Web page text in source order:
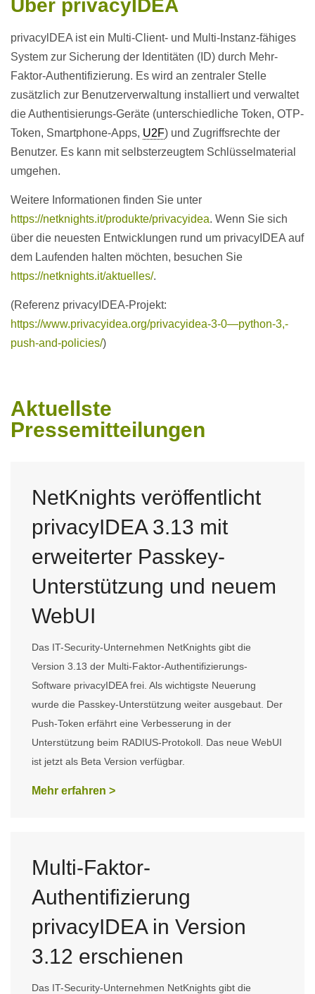
Über privacyIDEA
privacylDEA ist ein Multi-Client- und Multi-Instanz-fähiges
System zur Sicherung der Identitäten (ID) durch Mehr-
Faktor-Authentifizierung. Es wird an zentraler Stelle
zusätzlich zur Benutzerverwaltung installiert und verwaltet
die Authentisierungs-Geräte (unterschiedliche Token, OTP-
Token, Smartphone-Apps, U2F) und Zugriffsrechte der
Benutzer. Es kann mit selbsterzeugtem Schlüsselmaterial
umgehen.
Weitere Informationen finden Sie unter
https://netknights.it/produkte/privacyidea. Wenn Sie sich
über die neuesten Entwicklungen rund um privacyIDEA auf
dem Laufenden halten möchten, besuchen Sie
https://netknights.it/aktuelles/.
(Referenz privacyIDEA-Projekt:
https://www.privacyidea.org/privacyidea-3-0—python-3,-
push-and-policies/)
Aktuellste
Pressemitteilungen
NetKnights veröffentlicht
privacyIDEA 3.13 mit
erweiterter Passkey-
Unterstützung und neuem
WebUI
Das IT-Security-Unternehmen NetKnights gibt die
Version 3.13 der Multi-Faktor-Authentifizierungs-
Software privacyIDEA frei. Als wichtigste Neuerung
wurde die Passkey-Unterstützung weiter ausgebaut. Der
Push-Token erfährt eine Verbesserung in der
Unterstützung beim RADIUS-Protokoll. Das neue WebUI
ist jetzt als Beta Version verfügbar.
Mehr erfahren >
Multi-Faktor-
Authentifizierung
privacyIDEA in Version
3.12 erschienen
Das IT-Security-Unternehmen NetKnights gibt die